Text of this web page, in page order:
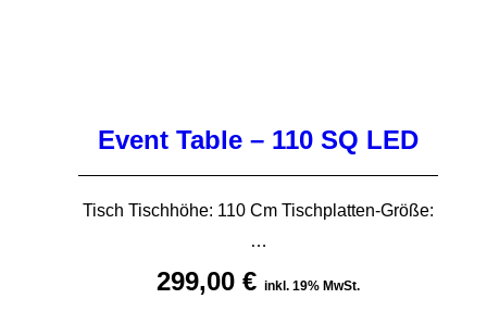
Event Table – 110 SQ LED
Tisch Tischhöhe: 110 Cm Tischplatten-Größe:
…
299,00 € inkl. 19% MwSt.